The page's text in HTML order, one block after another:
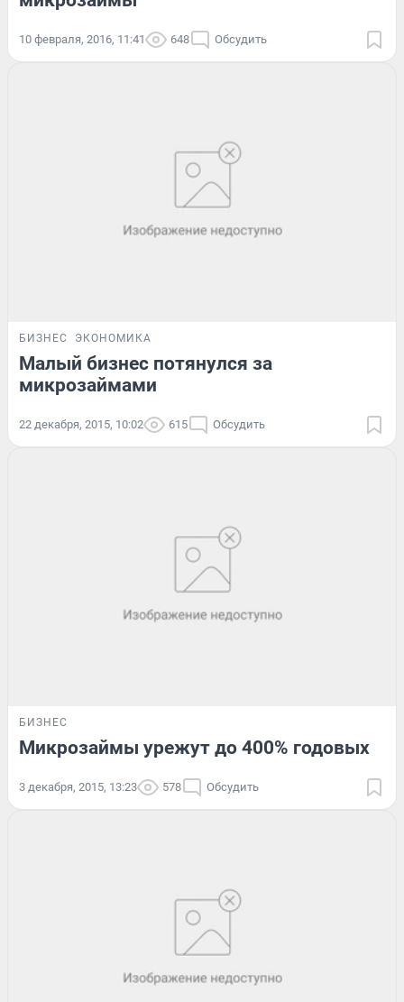
10 февраля, 2016, 11:41 648 Обсудить
БИЗНЕС ЭКОНОМИКА
Малый бизнес потянулся за
микрозаймами
22 декабря, 2015, 10:02 615 Обсудить
БИЗНЕС
Микрозаймы урежут до 400% годовых
3 декабря, 2015, 13:23 578 Обсудить